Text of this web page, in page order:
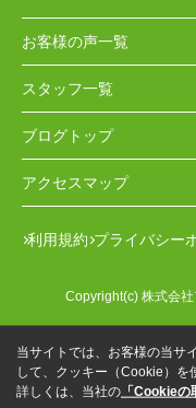
お客様の声一覧
スタッフ一覧
ブログトップ
アクセスマップ
利用規約 プライバシー
Copyright(c) 株式会
当サイトでは、お客様の当サ
して、クッキー（Cookie）を
詳しくは、当社の 「Cookieの